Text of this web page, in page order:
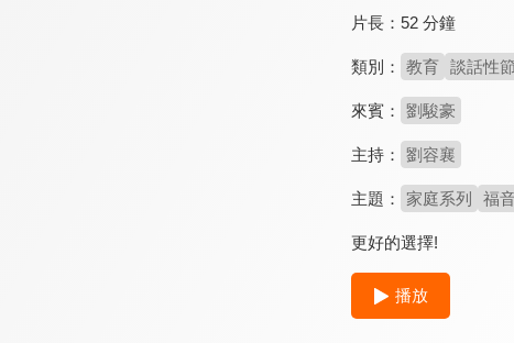
片長： 52 分鐘
類別： 教育 談話性
來賓： 劉駿豪
主持： 劉容襄
主題： 家庭系列 福
更好的選擇!
播放